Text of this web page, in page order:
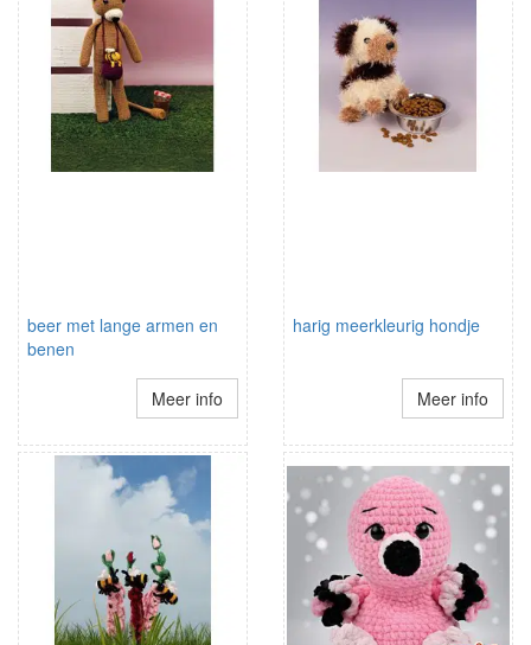
beer met lange armen en
benen
Meer info
harig meerkleurig hondje
Meer info